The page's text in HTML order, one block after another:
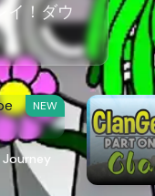
イ！ダウ
NEW
Journey